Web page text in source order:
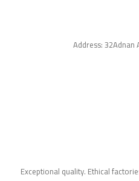
Address:
Exceptional quality. Ethical